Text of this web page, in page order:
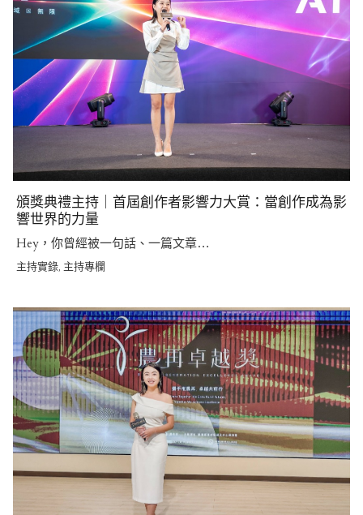
頒獎典禮主持｜首屆創作者影響力大賞：當創作成為影
響世界的力量
Hey，你曾經被一句話、一篇文章…
主持實錄 主持專欄